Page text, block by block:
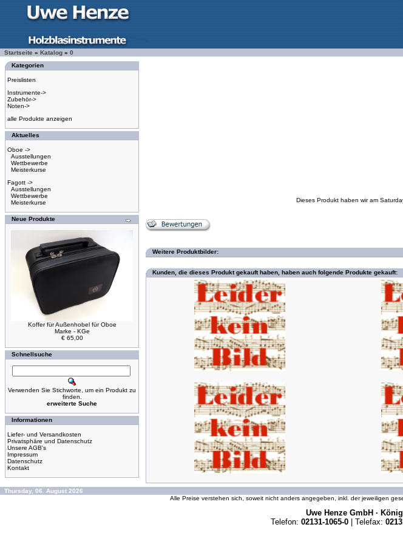
Startseite » Katalog » 0
Kategorien
Preislisten
Instrumente->
Zubehör->
Noten->
alle Produkte anzeigen
Aktuelles
Oboe ->
Ausstellungen
Wettbewerbe
Meisterkurse
Fagott ->
Ausstellungen
Wettbewerbe
Meisterkurse
Neue Produkte
Koffer für Außenhobel für Oboe
Marke - KGe
€ 65,00
Schnellsuche
Verwenden Sie Stichworte, um ein Produkt zu
finden.
erweiterte Suche
Informationen
Liefer- und Versandkosten
Privatsphäre und Datenschutz
Unsere AGB's
Impressum
Datenschutz
Kontakt
Dieses Produkt haben wir am
Weitere Produktbilder:
Kunden, die dieses Produkt gekauft haben, haben auch folgende Produkte gekauft:
Thursday, 06. August 2026
Alle Preise verstehen sich, soweit nicht anders angegeben, inkl. der jeweiligen
Uwe Henze GmbH ·
Telefon: 02131-1065-0 | Telefax: